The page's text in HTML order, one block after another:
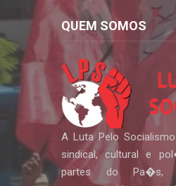
QUEM SOMOS
A Luta Pelo
sindical, cultural e
partes do Pa�s,